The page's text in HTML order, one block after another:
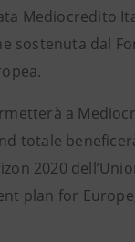
Mediocredito
sostenuta dal
a
totale
2020
plan for